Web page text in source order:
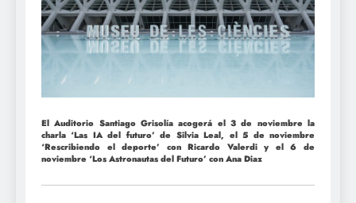
El Auditorio Santiago Grisolía acogerá el 3 de noviembre la
charla ‘Las IA del futuro’ de Silvia Leal, el 5 de noviembre
‘Rescribiendo el deporte’ con Ricardo Valerdi y el 6 de
noviembre ‘Los Astronautas del Futuro’ con Ana Diaz